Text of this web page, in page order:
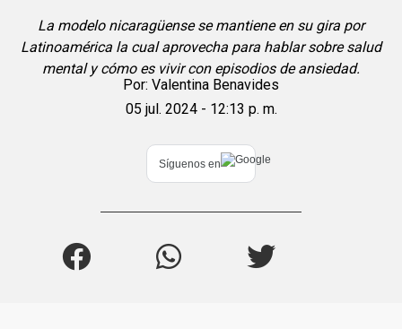
La modelo nicaragüense se mantiene en su gira por
Latinoamérica la cual aprovecha para hablar sobre salud
mental y cómo es vivir con episodios de ansiedad.
Por: Valentina Benavides
05 jul. 2024 - 12:13 p. m.
Síguenos en